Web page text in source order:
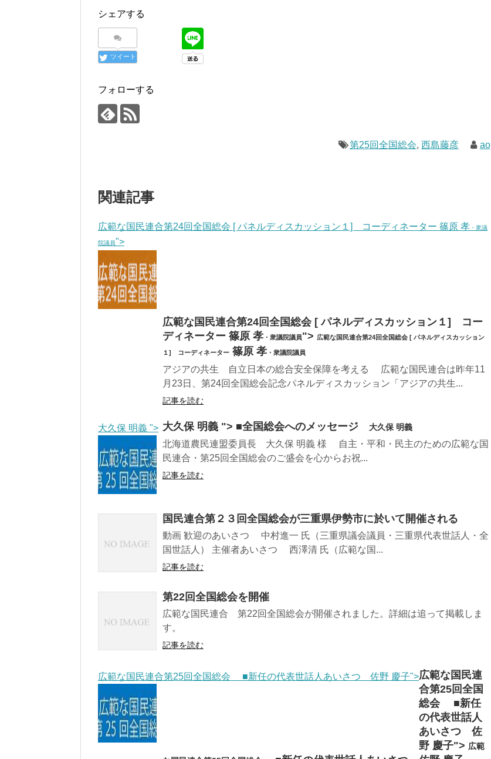
シェアする
ツイート
フォローする
第25回全国総会,西島藤彦 ao
関連記事
広範な国民連合第24回全国総会 [ パネルディスカッション１] コーディネーター 篠原 孝 ・衆議
院議員">
広範な国民連合第24回全国総会 [ パネルディスカッション１] コー
ディネーター 篠原 孝 ・衆議院議員"> 広範な国民連合第24回全国総会 [ パネルディスカッション
１] コーディネーター 篠原 孝 ・衆議院議員
アジアの共生 自立日本の総合安全保障を考える 広範な国民連合は昨年11
月23日、第24回全国総会記念パネルディスカッション「アジアの共生...
記事を読む
大久保 明義 "> 大久保 明義 "> ■全国総会へのメッセージ 大久保 明義
北海道農民連盟委員長 大久保 明義 様 自主・平和・民主のための広範な国
民連合・第25回全国総会のご盛会を心からお祝...
記事を読む
国民連合第２３回全国総会が三重県伊勢市に於いて開催される
動画 歓迎のあいさつ 中村進一 氏（三重県議会議員・三重県代表世話人・全
国世話人） 主催者あいさつ 西澤清 氏（広範な国...
記事を読む
第22回全国総会を開催
広範な国民連合 第22回全国総会が開催されました。詳細は追って掲載しま
す。
記事を読む
広範な国民連合第25回全国総会 ■新任の代表世話人あいさつ 佐野 慶子">広範な国民連
合第25回全国
総会 ■新任
の代表世話人
あいさつ 佐
野 慶子"> 広範